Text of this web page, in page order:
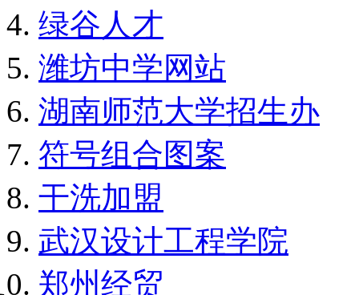
绿谷人才
潍坊中学网站
湖南师范大学招生办
符号组合图案
干洗加盟
武汉设计工程学院
郑州经贸